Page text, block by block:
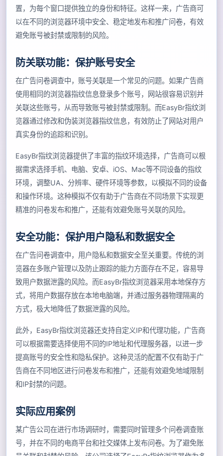
置，为每个窗口提供独立的身份和特征。这样一来，广告商可
以在不同的浏览器环境中安全、稳定地发布和推广问卷，有效
避免账号被封禁或限制的风险。
防关联功能：保护账号安全
在广告问卷调查中，账号关联是一个常见的问题。如果广告商
使用相同的浏览器指纹信息登录多个账号，网站很容易识别并
关联这些账号，从而导致账号被封禁或限制。而EasyBr指纹浏
览器通过修改和伪装浏览器指纹信息，有效防止了网站对用户
真实身份的追踪和识别。
EasyBr指纹浏览器提供了丰富的指纹环境选择，广告商可以根
据需求选择手机、电脑、安卓、iOS、Mac等不同设备的指纹
环境，调整UA、分辨率、硬件环境等参数，以模拟不同的设备
和操作环境。这种模拟不仅有助于广告商在不同场景下实现更
精准的问卷发布和推广，还能有效避免账号关联的风险。
安全功能：保护用户隐私和数据安全
在广告问卷调查中，用户隐私和数据安全至关重要。传统的浏
览器在多账户管理以及防止跟踪的能力方面存在不足，容易导
致用户数据泄露的风险。而EasyBr指纹浏览器采用本地保存方
式，将用户数据存放在本地电脑端，并通过服务器物理隔离的
方式，极大地降低了数据泄露的风险。
此外，EasyBr指纹浏览器还支持自定义IP和代理功能，广告商
可以根据需要选择使用不同的IP地址和代理服务器，以进一步
提高账号的安全性和隐私保护。这种灵活的配置不仅有助于广
告商在不同地区进行问卷发布和推广，还能有效避免地域限制
和IP封禁的问题。
实际应用案例
某广告公司在进行市场调研时，需要同时管理多个问卷调查账
号，并在不同的电商平台和社交媒体上发布问卷。为了避免账